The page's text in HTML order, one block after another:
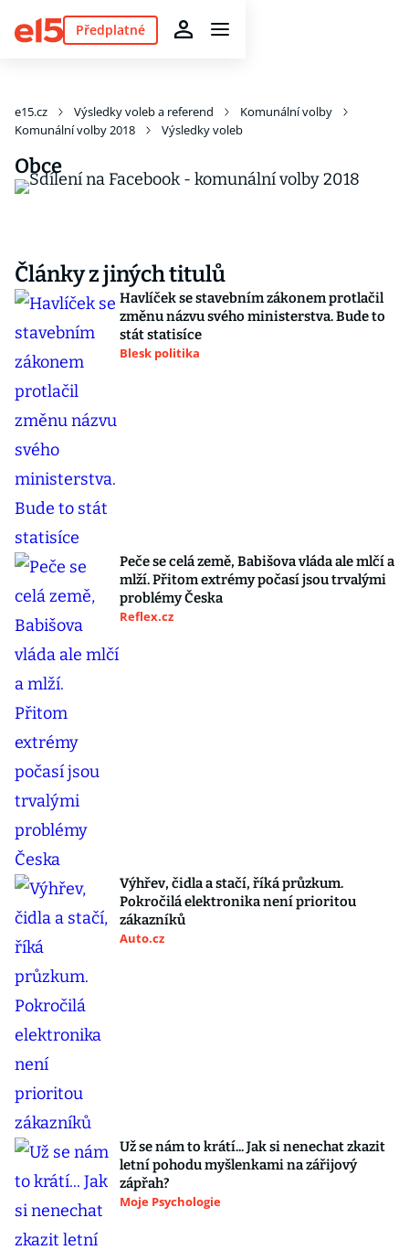
Předplatné
e15.cz Výsledky voleb a referend
Komunální volby
Komunální volby 2018
Výsledky voleb
Obce
Články z jiných titulů
Havlíček se stavebním zákonem protlačil
změnu názvu svého ministerstva. Bude to
stát statisíce
Blesk politika
Peče se celá země, Babišova vláda ale mlčí a
mlží. Přitom extrémy počasí jsou trvalými
problémy Česka
Reflex.cz
Výhřev, čidla a stačí, říká průzkum.
Pokročilá elektronika není prioritou
zákazníků
Auto.cz
Už se nám to krátí... Jak si nenechat zkazit
letní pohodu myšlenkami na zářijový
zápřah?
Moje Psychologie